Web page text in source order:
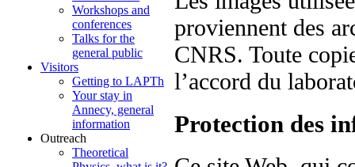
Workshops and
conferences
Talks for the
general public
Visitors
Getting to LAPTh
Your stay in
Annecy, general
information
Outreach
Theoretical
proviennent des
CNRS. Toute
l’accord du
Protection des